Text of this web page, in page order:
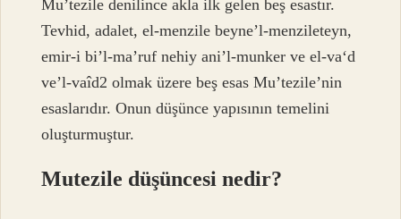
Mu’tezile denilince akla ilk gelen beş esastır.
Tevhid, adalet, el-menzile beyne’l-menzileteyn,
emir-i bi’l-ma’ruf nehiy ani’l-munker ve el-vaʻd
ve’l-vaîd2 olmak üzere beş esas Mu’tezile’nin
esaslarıdır. Onun düşünce yapısının temelini
oluşturmuştur.
Mutezile düşüncesi nedir?